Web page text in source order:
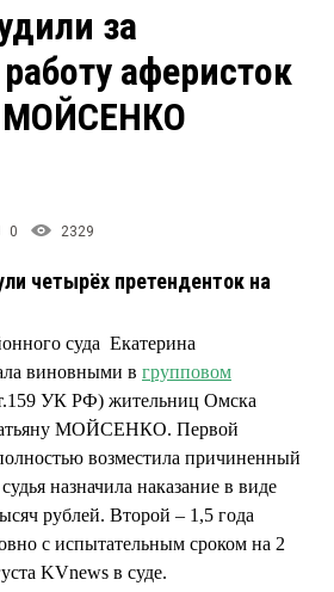
Рейтинги
Блоги
Архив
за
аферисток
МОЙСЕНКО
0 2329
четырёх претенденток на
суда Екатерина
виновными в групповом
УК РФ) жительниц Омска
МОЙСЕНКО. Первой
возместила причиненный
назначила наказание в виде
рублей. Второй – 1,5 года
с испытательным сроком на 2
KVnews в суде.